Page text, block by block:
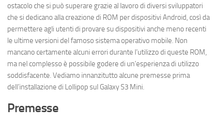
ostacolo che si può superare grazie al lavoro di diversi sviluppatori
che si dedicano alla creazione di ROM per dispositivi Android, così da
permettere agli utenti di provare su dispositivi anche meno recenti
le ultime versioni del famoso sistema operativo mobile. Non
mancano certamente alcuni errori durante l’utilizzo di queste ROM,
ma nel complesso è possibile godere di un’esperienza di utilizzo
soddisfacente. Vediamo innanzitutto alcune premesse prima
dell’installazione di Lollipop sul Galaxy S3 Mini.
Premesse